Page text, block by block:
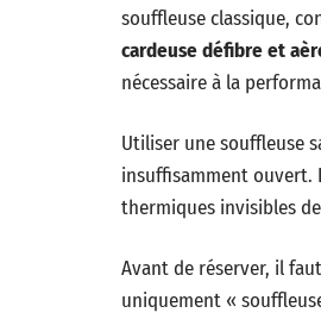
souffleuse classique,
cardeuse défibre et
nécessaire à la
Utiliser une souffleuse
insuffisamment ouvert.
thermiques invisibles
Avant de réserver, il
uniquement «